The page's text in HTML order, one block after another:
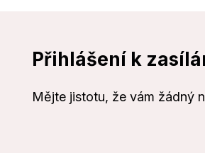
Přihlášení k
Mějte jistotu, že vám žádný